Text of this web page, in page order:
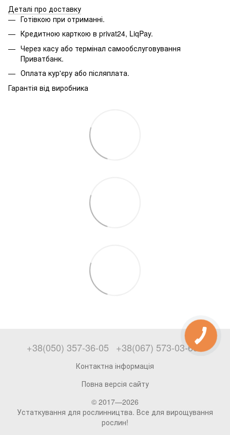
Деталі про доставку
Готівкою при отриманні.
Кредитною карткою в privat24, LiqPay.
Через касу або термінал самообслуговування
Приватбанк.
Оплата кур'єру або післяплата.
Гарантія від виробника
+38(050) 357-36-05 +38(067) 573-03-69
Контактна інформація
Повна версія сайту
© 2017—2026
Устаткування для рослинництва. Все для вирощування
рослин!